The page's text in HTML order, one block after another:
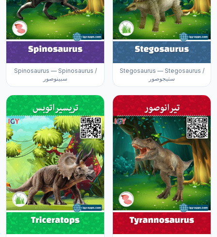
Spinosaurus — Spinosaurus /
سبينوصور
Stegosaurus — Stegosaurus /
ستيجوصور